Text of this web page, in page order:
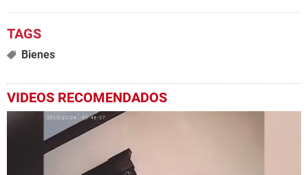
Bienes
VIDEOS RECOMENDADOS